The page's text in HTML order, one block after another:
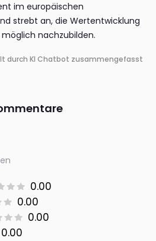
im europäischen
strebt an, die Wertentwicklung
nachzubilden.
durch KI Chatbot zusammengefasst
0.00
0.00
0.00
0.00